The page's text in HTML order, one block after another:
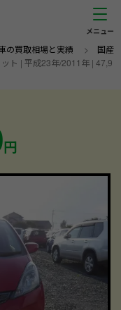
の買取相場と実績 > 国産
ト | 平成23年/2011年 | 47,9
円